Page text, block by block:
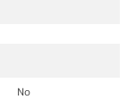
No